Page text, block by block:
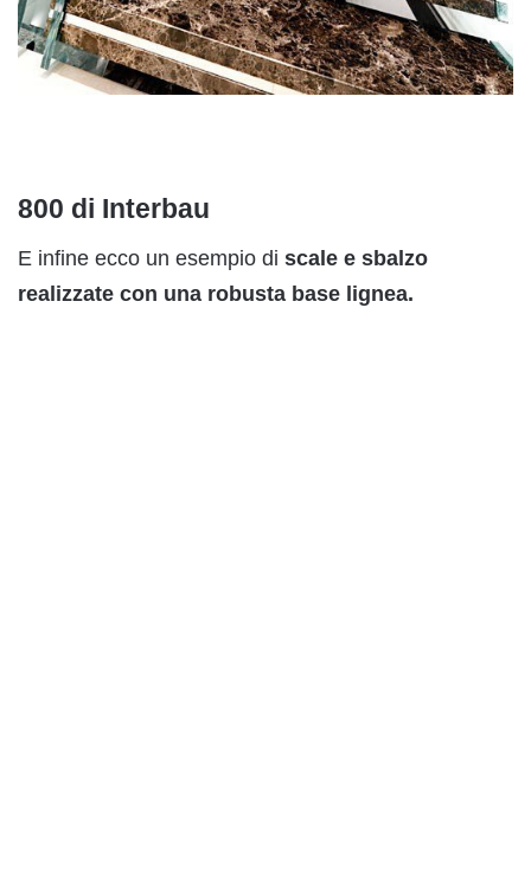
800 di Interbau
E infine ecco un esempio di scale e sbalzo
realizzate con una robusta base lignea.